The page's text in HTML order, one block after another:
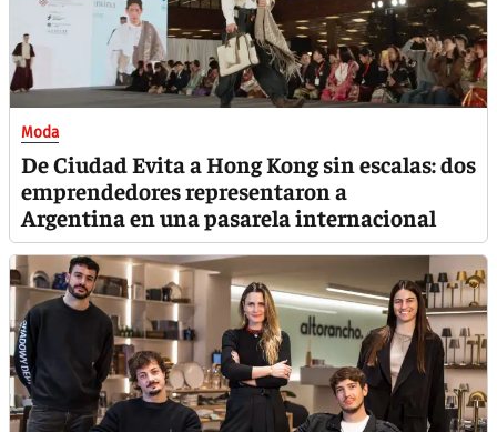
Moda
De Ciudad Evita a Hong Kong sin escalas: dos
emprendedores representaron a
Argentina en una pasarela internacional